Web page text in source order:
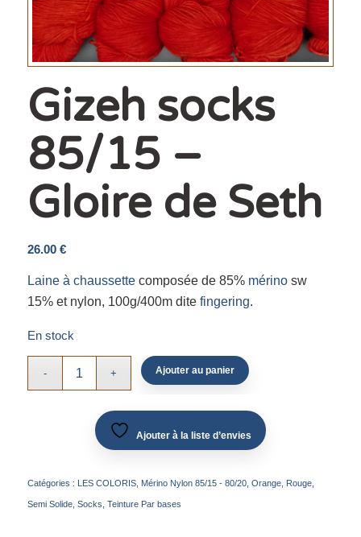
Gizeh socks
85/15 –
Gloire de Seth
26.00 €
Laine à chaussettecomposée de 85% mérinosw
15% et nylon, 100g/400m dite fingering.
En stock
Ajouter au panier
Ajouter à la liste d’envies
Catégories : LES COLORIS, Mérino Nylon 85/15 - 80/20, Orange, Rouge,
Semi Solide, Socks, Teinture Par bases